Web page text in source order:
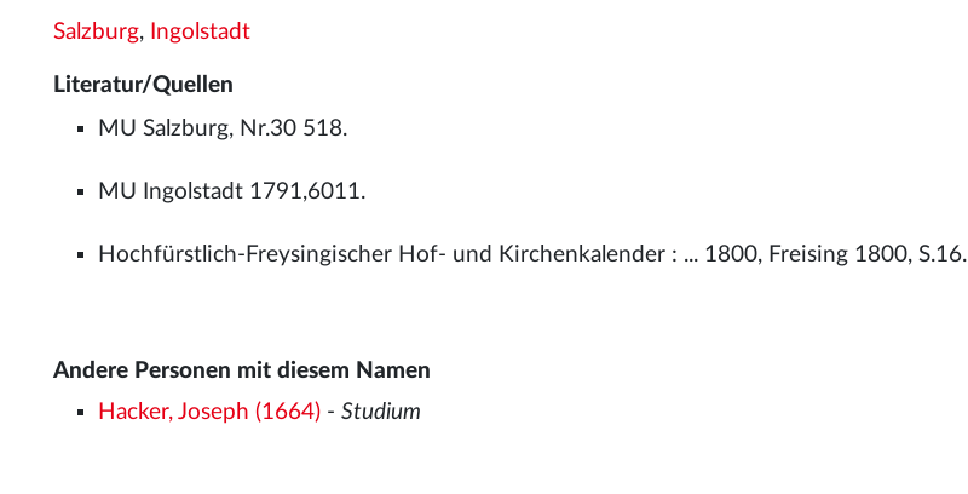
Salzburg, Ingolstadt
Literatur/Quellen
MU Salzburg, Nr.30 518.
MU Ingolstadt 1791,6011.
Hochfürstlich-Freysingischer Hof- und Kirchenkalender : ... 1800, Freising 1800, S.16.
Andere Personen mit diesem Namen
Hacker, Joseph (1664) -Studium